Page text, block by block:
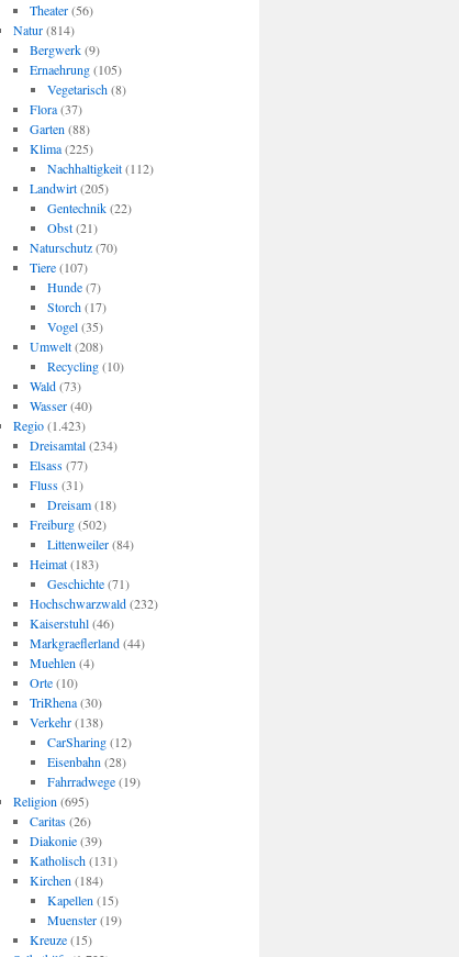
Theater(56)
Natur(814)
Bergwerk(9)
Ernaehrung(105)
Vegetarisch(8)
Flora(37)
Garten (88)
Klima(225)
Nachhaltigkeit(112)
Landwirt(205)
Gentechnik(22)
Obst(21)
Naturschutz(70)
Tiere(107)
Hunde(7)
Storch(17)
Vogel(35)
Umwelt(208)
Recycling(10)
Wald(73)
Wasser(40)
Regio(1.423)
Dreisamtal(234)
Elsass(77)
Fluss(31)
Dreisam(18)
Freiburg(502)
Littenweiler(84)
Heimat(183)
Geschichte(71)
Hochschwarzwald(232)
Kaiserstuhl(46)
Markgraeflerland(44)
Muehlen (4)
Orte(10)
TriRhena(30)
Verkehr(138)
CarSharing(12)
Eisenbahn (28)
Fahrradwege(19)
Religion (695)
Caritas(26)
Diakonie(39)
Katholisch(131)
Kirchen (184)
Kapellen (15)
Muenster(19)
Kreuze(15)